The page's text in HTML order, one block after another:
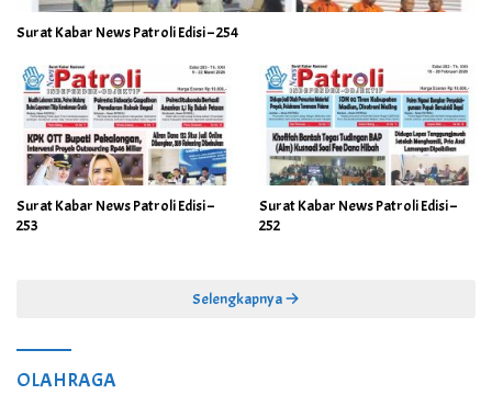
Surat Kabar News Patroli Edisi – 254
Surat Kabar News Patroli Edisi –
253
Surat Kabar News Patroli Edisi –
252
Selengkapnya
OLAHRAGA